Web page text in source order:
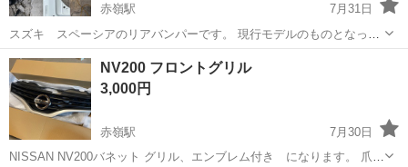
赤嶺駅
7月31日
スズキ スペーシアのリアバンパーです。 現行モデルのものとなって
います。 型式はMK94Sとなっていますが、 グレードや年式などによ
って、 デザインが異なる場合があるので、画像でご確認ください。 ま
た画像以外にも細かい傷があ...
沖縄 豊見城市 外装、車外用品
NV200 フロントグリル
3,000円
赤嶺駅
7月30日
NISSAN NV200バネット グリル、エンブレム付き になります。 爪の